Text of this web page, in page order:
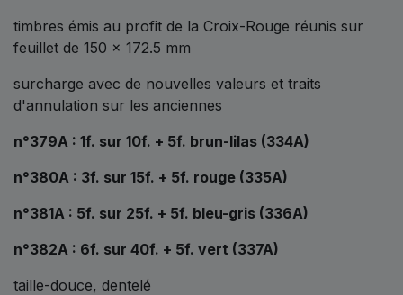
timbres émis au profit de la Croix-Rouge réunis sur
feuillet de 150 x 172.5 mm
surcharge avec de nouvelles valeurs et traits
d'annulation sur les anciennes
n°379A : 1f. sur 10f. + 5f. brun-lilas (334A)
n°380A : 3f. sur 15f. + 5f. rouge (335A)
n°381A : 5f. sur 25f. + 5f. bleu-gris (336A)
n°382A : 6f. sur 40f. + 5f. vert (337A)
taille-douce, dentelé